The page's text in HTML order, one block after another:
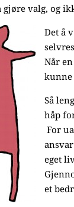
valg, og
Det å
Når
kunne
Så
håp
For
eget
et